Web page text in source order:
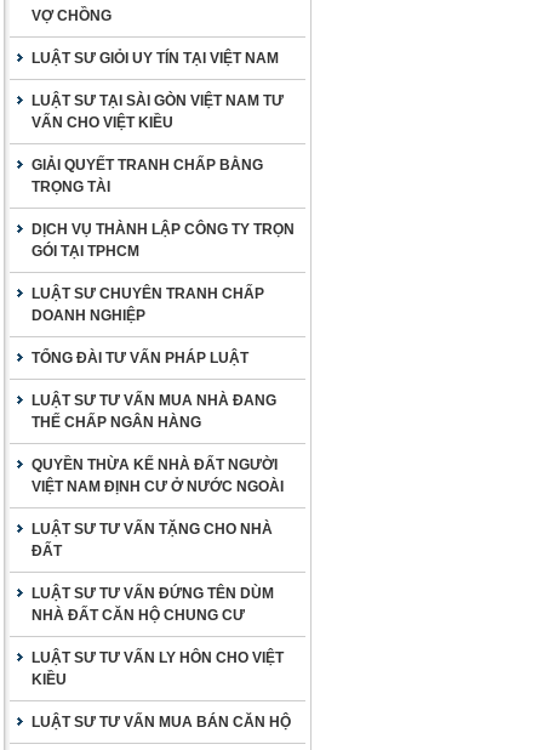
VỢ CHỒNG
LUẬT SƯ GIỎI UY TÍN TẠI VIỆT NAM
LUẬT SƯ TẠI SÀI GÒN VIỆT NAM TƯ
VẤN CHO VIỆT KIỀU
GIẢI QUYẾT TRANH CHẤP BẰNG
TRỌNG TÀI
DỊCH VỤ THÀNH LẬP CÔNG TY TRỌN
GÓI TẠI TPHCM
LUẬT SƯ CHUYÊN TRANH CHẤP
DOANH NGHIỆP
TỔNG ĐÀI TƯ VẤN PHÁP LUẬT
LUẬT SƯ TƯ VẤN MUA NHÀ ĐANG
THẾ CHẤP NGÂN HÀNG
QUYỀN THỪA KẾ NHÀ ĐẤT NGƯỜI
VIỆT NAM ĐỊNH CƯ Ở NƯỚC NGOÀI
LUẬT SƯ TƯ VẤN TẶNG CHO NHÀ
ĐẤT
LUẬT SƯ TƯ VẤN ĐỨNG TÊN DÙM
NHÀ ĐẤT CĂN HỘ CHUNG CƯ
LUẬT SƯ TƯ VẤN LY HÔN CHO VIỆT
KIỀU
LUẬT SƯ TƯ VẤN MUA BÁN CĂN HỘ